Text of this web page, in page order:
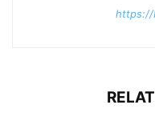
https://